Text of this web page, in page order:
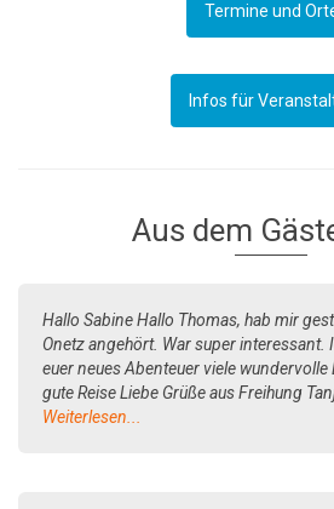
Termine und
Infos für
Aus dem
Hallo Sabine Hallo Thomas, hab mir
Onetz angehört. War super interessant.
euer neues Abenteuer viele
gute Reise Liebe Grüße aus Freihung
Weiterlesen...